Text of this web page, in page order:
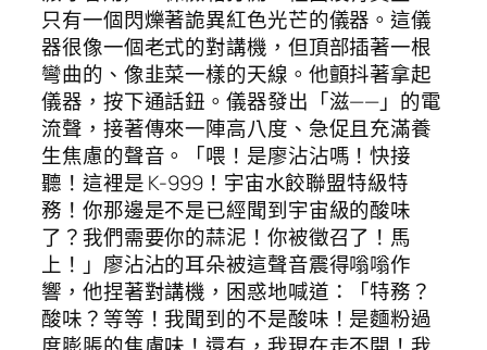
只有一個閃爍著詭異紅色光芒的儀器。這儀
器很像一個老式的對講機，但頂部插著一根
彎曲的、像韭菜一樣的天線。他顫抖著拿起
儀器，按下通話鈕。儀器發出「滋——」的電
流聲，接著傳來一陣高八度、急促且充滿養
生焦慮的聲音。「喂！是廖沾沾嗎！快接
聽！這裡是 K-999！宇宙水餃聯盟特級特
務！你那邊是不是已經聞到宇宙級的酸味
了？我們需要你的蒜泥！你被徵召了！馬
上！」廖沾沾的耳朵被這聲音震得嗡嗡作
響，他捏著對講機，困惑地喊道：「特務？
酸味？等等！我聞到的不是酸味！是麵粉過